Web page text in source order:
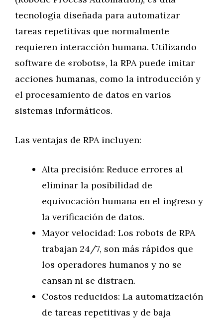
tecnología diseñada para automatizar
tareas repetitivas que normalmente
requieren interacción humana. Utilizando
software de «robots», la RPA puede imitar
acciones humanas, como la introducción y
el procesamiento de datos en varios
sistemas informáticos.
Las ventajas de RPA incluyen:
Alta precisión: Reduce errores al
eliminar la posibilidad de
equivocación humana en el ingreso y
la verificación de datos.
Mayor velocidad: Los robots de RPA
trabajan 24/7, son más rápidos que
los operadores humanos y no se
cansan ni se distraen.
Costos reducidos: La automatización
de tareas repetitivas y de baja